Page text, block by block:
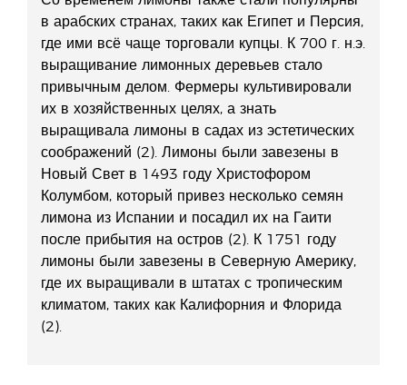
в арабских странах, таких как Египет и Персия,
где ими всё чаще торговали купцы. К 700 г. н.э.
выращивание лимонных деревьев стало
привычным делом. Фермеры культивировали
их в хозяйственных целях, а знать
выращивала лимоны в садах из эстетических
соображений (2). Лимоны были завезены в
Новый Свет в 1493 году Христофором
Колумбом, который привез несколько семян
лимона из Испании и посадил их на Гаити
после прибытия на остров (2). К 1751 году
лимоны были завезены в Северную Америку,
где их выращивали в штатах с тропическим
климатом, таких как Калифорния и Флорида
(2).